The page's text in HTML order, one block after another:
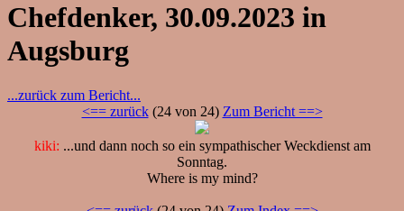
Chefdenker, 30.09.2023 in
Augsburg
...zurück zum Bericht...
<== zurück(24 von 24) Zum Bericht ==>
kiki: ...und dann noch so ein sympathischer Weckdienst am
Sonntag.
Where is my mind?